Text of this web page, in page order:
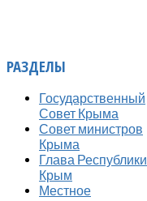
РАЗДЕЛЫ
Государственный
Совет Крыма
Совет министров
Крыма
Глава Республики
Крым
Местное